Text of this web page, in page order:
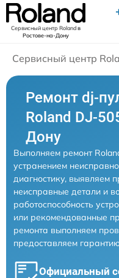
Сервисный центр Rolandв
Ростове-на-Дону
Сервисный центр
Ремонт dj-
Roland DJ-
Дону
Выполняем ремонт
устранением
диагностику, выявляем
неисправные детали и
работоспособность
или рекомендованные
ремонта выполняем
предоставляем
Официальный